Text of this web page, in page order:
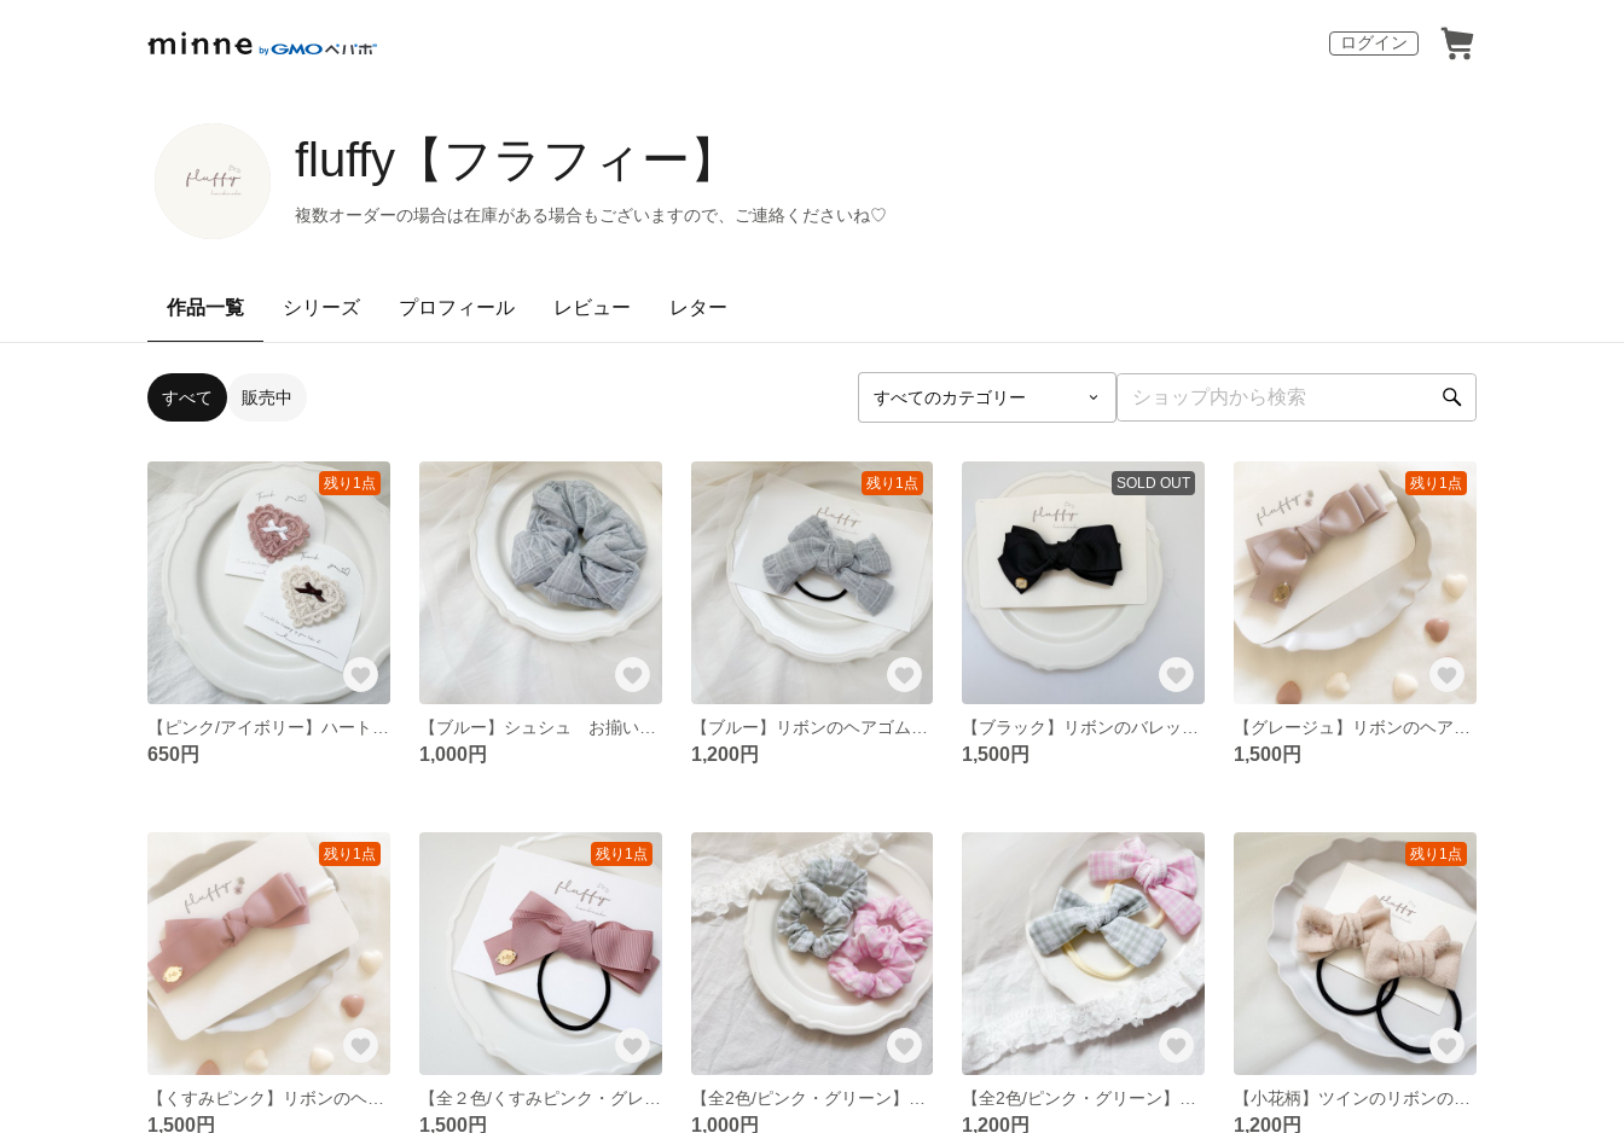
ログイン
fluffy【フラフィー】
複数オーダーの場合は在庫がある場合もございますので、ご連絡くださいね♡
作品一覧 シリーズ プロフィール レビュー レター
すべて 販売中
残り1点
650円 1,000円
残り1点
1,200円
SOLD OUT
1,500円
残り1点
1,500円
残り1点
1,500円
残り1点
1,500円 1,000円 1,200円
残り1点
1,200円